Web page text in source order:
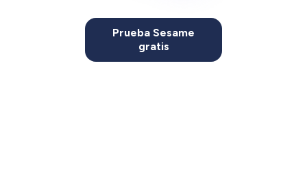
Prueba Sesame
gratis